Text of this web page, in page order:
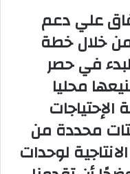
علي دعم
من خلال خطة
في حصر
محليا
محددة من
لوحدات